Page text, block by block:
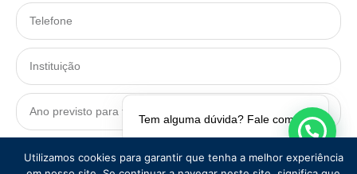
CADASTRAR
Utilizamos cookies para garantir que tenha a melhor experiência
Tem alguma dúvida? Fale comigo!